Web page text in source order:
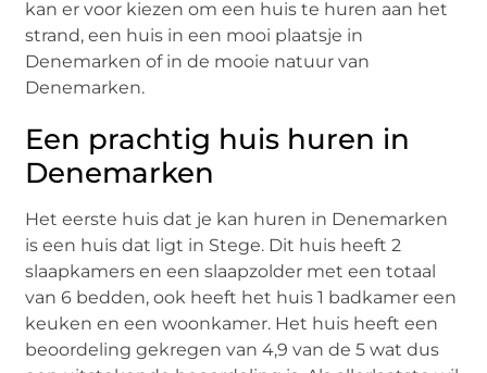
kan er voor kiezen om een huis te huren aan het
strand, een huis in een mooi plaatsje in
Denemarken of in de mooie natuur van
Denemarken.
Een prachtig huis huren in
Denemarken
Het eerste huis dat je kan huren in Denemarken
is een huis dat ligt in Stege. Dit huis heeft 2
slaapkamers en een slaapzolder met een totaal
van 6 bedden, ook heeft het huis 1 badkamer een
keuken en een woonkamer. Het huis heeft een
beoordeling gekregen van 4,9 van de 5 wat dus